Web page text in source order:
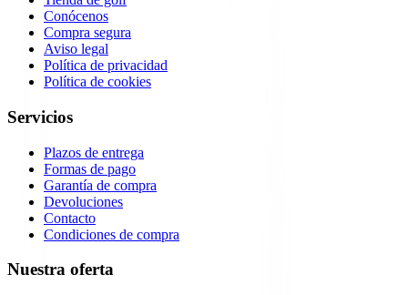
Conócenos
Compra segura
Aviso legal
Política de privacidad
Política de cookies
Servicios
Plazos de entrega
Formas de pago
Garantía de compra
Devoluciones
Contacto
Condiciones de compra
Nuestra oferta